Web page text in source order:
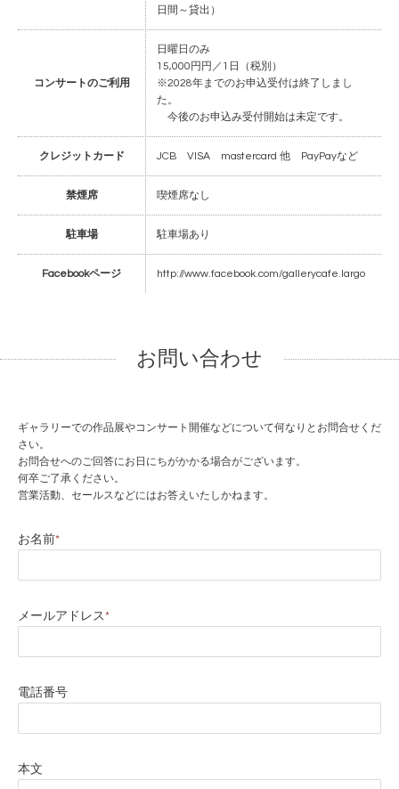
日間～貸出）
コンサートのご利用
日曜日のみ
15,000円円／1日（税別）
※2028年までのお申込受付は終了しまし
た。
今後のお申込み受付開始は未定です。
クレジットカード JCB VISA mastercard 他 PayPayなど
禁煙席 喫煙席なし
駐車場 駐車場あり
Facebookページ http://www.facebook.com/gallerycafe.largo
お問い合わせ
ギャラリーでの作品展やコンサート開催などについて何なりとお問合せくだ
さい。
お問合せへのご回答にお日にちがかかる場合がございます。
何卒ご了承ください。
営業活動、セールスなどにはお答えいたしかねます。
お名前*
メールアドレス*
電話番号
本文